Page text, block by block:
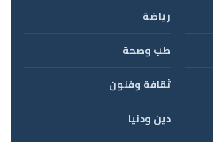
رياضة
طب وصحة
ثقافة وفنون
دين ودنيا